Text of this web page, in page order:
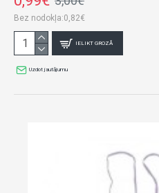
Bez nodokļa:0,82€
IELIKT GROZĀ
Uzdot jautājumu